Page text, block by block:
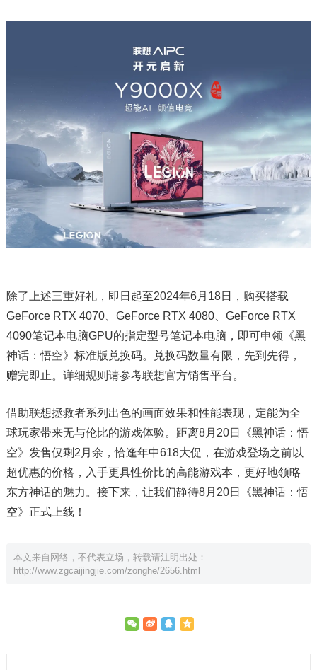
除了上述三重好礼，即日起至2024年6月18日，购买搭载
GeForce RTX 4070、GeForce RTX 4080、GeForce RTX
4090笔记本电脑GPU的指定型号笔记本电脑，即可申领《黑
神话：悟空》标准版兑换码。兑换码数量有限，先到先得，
赠完即止。详细规则请参考联想官方销售平台。
借助联想拯救者系列出色的画面效果和性能表现，定能为全
球玩家带来无与伦比的游戏体验。距离8月20日《黑神话：悟
空》发售仅剩2月余，恰逢年中618大促，在游戏登场之前以
超优惠的价格，入手更具性价比的高能游戏本，更好地领略
东方神话的魅力。接下来，让我们静待8月20日《黑神话：悟
空》正式上线！
本文来自网络，不代表立场，转载请注明出处：
http://www.zgcaijingjie.com/zonghe/2656.html